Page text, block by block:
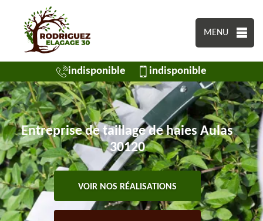
MENU
indisponible indisponible
Entreprise de taillage de haies Aulas
30120
VOIR NOS RÉALISATIONS